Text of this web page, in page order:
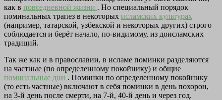
как в повседневной жизни . Но специальный порядок
поминальных трапез в некоторых исламских культурах
(например, татарской, узбекской и некоторых других) строго
соблюдается и берёт начало, по-видимому, из доисламских
традиций.
Так же как и в православии, в исламе поминки разделяются
на частные (по определенному покойнику) и общие
поминальные дни . Поминки по определенному покойнику
(то есть частные) включают в себя поминки в день похорон,
на 3-й день после смерти, на 7-й, 40-й день и через год.